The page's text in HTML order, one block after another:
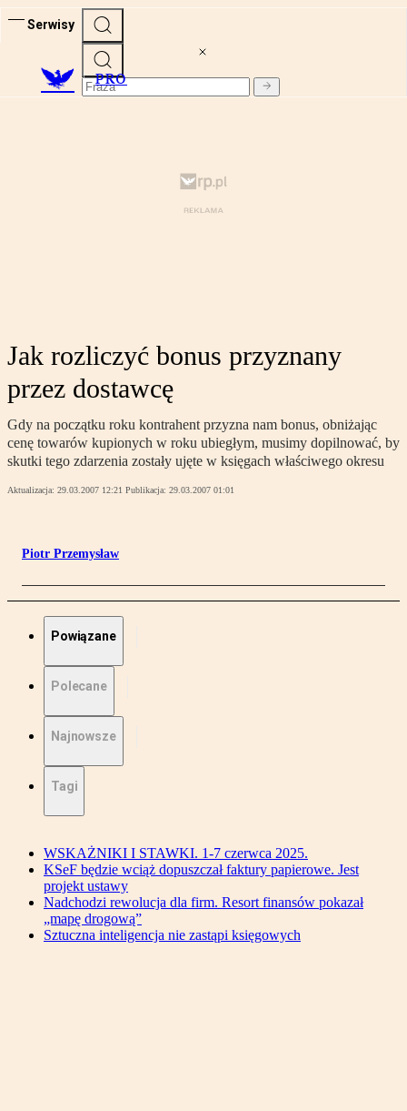
Serwisy
PRO
Jak rozliczyć bonus przyznany
przez dostawcę
Gdy na początku roku kontrahent przyzna nam bonus, obniżając
cenę towarów kupionych w roku ubiegłym, musimy dopilnować, by
skutki tego zdarzenia zostały ujęte w księgach właściwego okresu
Aktualizacja: 29.03.2007 12:21 Publikacja: 29.03.2007 01:01
Piotr Przemysław
Powiązane
Polecane
Najnowsze
Tagi
WSKAŻNIKI I STAWKI. 1-7 czerwca 2025.
KSeF będzie wciąż dopuszczał faktury papierowe. Jest
projekt ustawy
Nadchodzi rewolucja dla firm. Resort finansów pokazał
„mapę drogową”
Sztuczna inteligencja nie zastąpi księgowych